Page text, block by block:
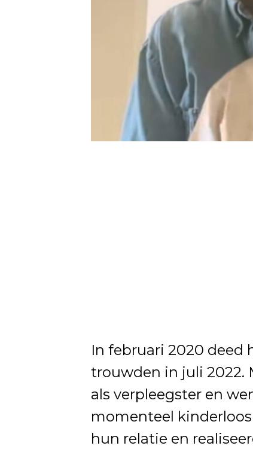
In februari 2020 deed
trouwden in juli 2022.
als verpleegster en
momenteel
hun relatie en